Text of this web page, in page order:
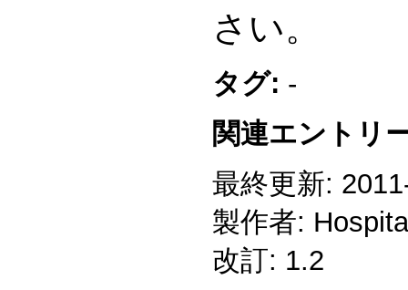
さい。
タグ: -
関連エントリ
最終更新:
製作者:
改訂: 1.2